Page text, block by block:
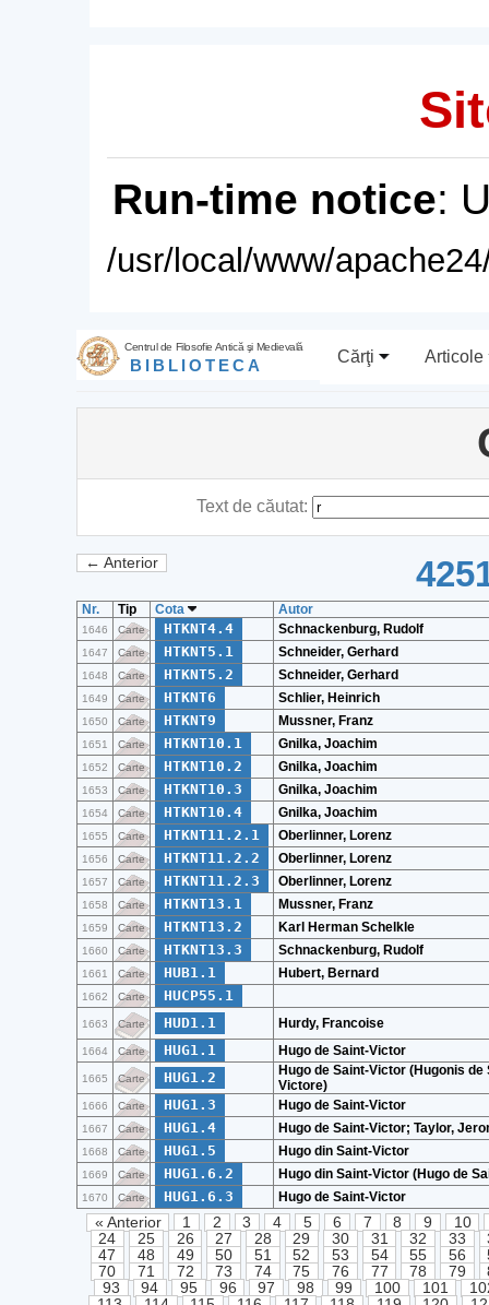
Run-time notice:
/usr/local/www/
Centrul de Filosofie Antică şi Medievală
BIBLIOTECA Cărţi Articole
Text de căutat:
← Anterior
Nr. Tip Cota Autor
1646 Carte HTKNT4.4 Schnackenburg, Rudolf
1647 Carte HTKNT5.1 Schneider, Gerhard
1648 Carte HTKNT5.2 Schneider, Gerhard
1649 Carte HTKNT6 Schlier, Heinrich
1650 Carte HTKNT9 Mussner, Franz
1651 Carte HTKNT10.1 Gnilka, Joachim
1652 Carte HTKNT10.2 Gnilka, Joachim
1653 Carte HTKNT10.3 Gnilka, Joachim
1654 Carte HTKNT10.4 Gnilka, Joachim
1655 Carte HTKNT11.2.1 Oberlinner, Lorenz
1656 Carte HTKNT11.2.2 Oberlinner, Lorenz
1657 Carte HTKNT11.2.3 Oberlinner, Lorenz
1658 Carte HTKNT13.1 Mussner, Franz
1659 Carte HTKNT13.2 Karl Herman Schelkle
1660 Carte HTKNT13.3 Schnackenburg, Rudolf
1661 Carte HUB1.1 Hubert, Bernard
1662 Carte HUCP55.1
1663 Carte HUD1.1 Hurdy, Francoise
1664 Carte HUG1.1 Hugo de Saint-Victor
1665 Carte HUG1.2
Hugo de Saint-Victor (Hugonis de
Victore)
1666 Carte HUG1.3 Hugo de Saint-Victor
1667 Carte HUG1.4 Hugo de Saint-Victor; Taylor,
1668 Carte HUG1.5 Hugo din Saint-Victor
1669 Carte HUG1.6.2 Hugo din Saint-Victor (Hugo de
1670 Carte HUG1.6.3 Hugo de Saint-Victor
« Anterior 1 2 3 4 5 6 7 8 9
10
24
25 26 27 28 29 30 31 32 33
47
48 49 50 51 52 53 54 55 56
70
71 72 73 74 75 76 77 78 79
93
94 95 96 97 98 99 100 101